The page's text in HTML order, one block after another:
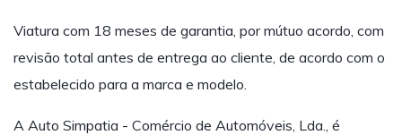
Viatura com 18 meses de garantia, por mútuo acordo, com
revisão total antes de entrega ao cliente, de acordo com o
estabelecido para a marca e modelo.
A Auto Simpatia - Comércio de Automóveis, Lda., é